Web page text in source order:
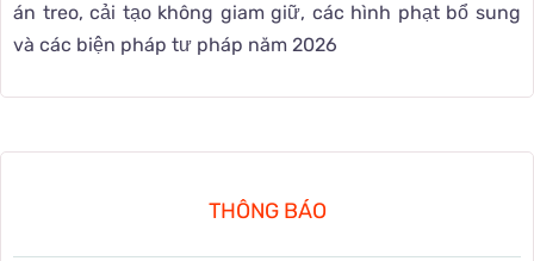
án treo, cải tạo không giam giữ, các hình phạt bổ sung
và các biện pháp tư pháp năm 2026
THÔNG BÁO